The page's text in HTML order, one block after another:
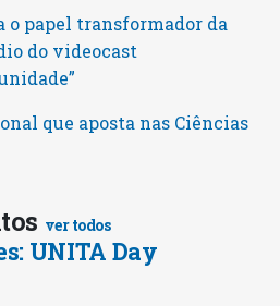
o papel transformador da
do videocast
que aposta nas Ciências
ver todos
UNITA Day